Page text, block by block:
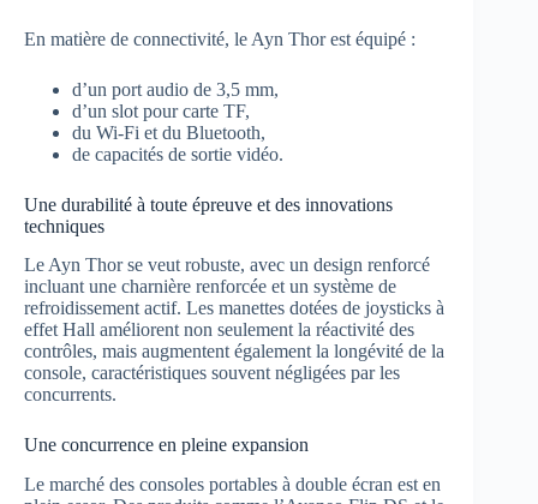
En matière de connectivité, le Ayn Thor est équipé :
d’un port audio de 3,5 mm,
d’un slot pour carte TF,
du Wi-Fi et du Bluetooth,
de capacités de sortie vidéo.
Une durabilité à toute épreuve et des innovations
techniques
Le Ayn Thor se veut robuste, avec un design renforcé
incluant une charnière renforcée et un système de
refroidissement actif. Les manettes dotées de joysticks à
effet Hall améliorent non seulement la réactivité des
contrôles, mais augmentent également la longévité de la
console, caractéristiques souvent négligées par les
concurrents.
Une concurrence en pleine expansion
Le marché des consoles portables à double écran est en